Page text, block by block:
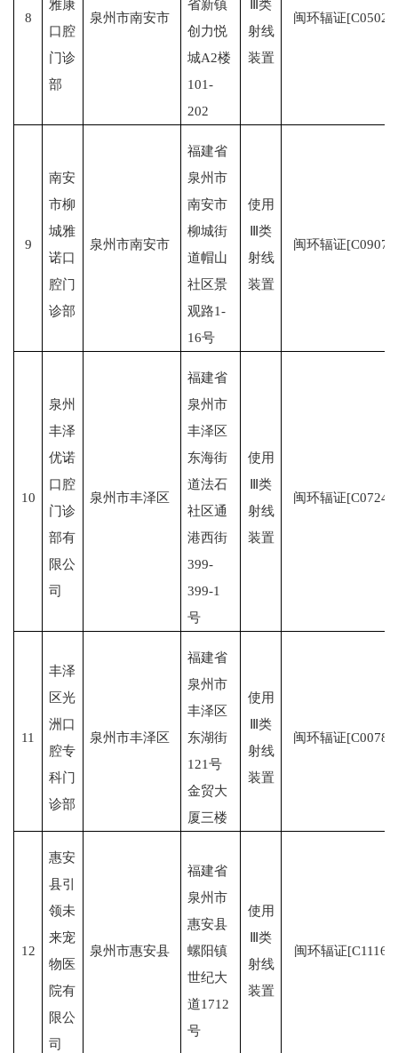
8
雅康
口腔
门诊
部
泉州市南安市
省新镇
创力悦
城A2楼
101-
202
Ⅲ类
射线
装置
闽环辐证[C0502]
9
南安
市柳
城雅
诺口
腔门
诊部
泉州市南安市
福建省
泉州市
南安市
柳城街
道帽山
社区景
观路1-
16号
使用
Ⅲ类
射线
装置
闽环辐证[C0907]
10
泉州
丰泽
优诺
口腔
门诊
部有
限公
司
泉州市丰泽区
福建省
泉州市
丰泽区
东海街
道法石
社区通
港西街
399-
399-1
号
使用
Ⅲ类
射线
装置
闽环辐证[C0724]
11
丰泽
区光
洲口
腔专
科门
诊部
泉州市丰泽区
福建省
泉州市
丰泽区
东湖街
121号
金贸大
厦三楼
使用
Ⅲ类
射线
装置
闽环辐证[C0078]
12
惠安
县引
领未
来宠
物医
院有
限公
司
泉州市惠安县
福建省
泉州市
惠安县
螺阳镇
世纪大
道1712
号
使用
Ⅲ类
射线
装置
闽环辐证[C1116]